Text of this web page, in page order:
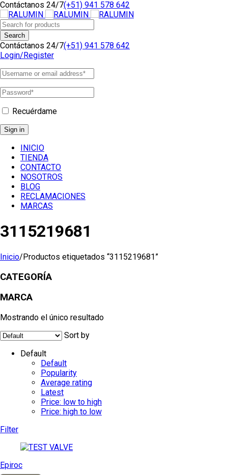
Contáctanos 24/7(+51) 941 578 642
Contáctanos 24/7(+51) 941 578 642
Login/Register
Recuérdame
INICIO
TIENDA
CONTACTO
NOSOTROS
BLOG
RECLAMACIONES
MARCAS
3115219681
Inicio/Productos etiquetados “3115219681”
CATEGORÍA
MARCA
Mostrando el único resultado
Sort by
Default
Default
Popularity
Average rating
Latest
Price: low to high
Price: high to low
Filter
Epiroc